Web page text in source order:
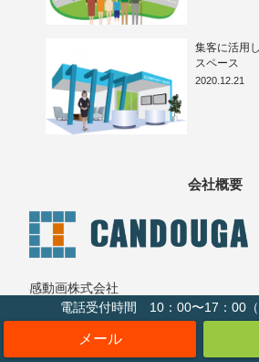
電話受付時間 10：00〜17：00（
集客に活用
スペース
2020.12.21
会社概要
感動画株式会社
〒143-0025
東京都大田区南馬込1-26-13-1F